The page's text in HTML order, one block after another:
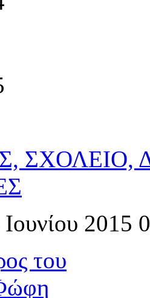
ΣΧΟΛΕΙΟ,
2015